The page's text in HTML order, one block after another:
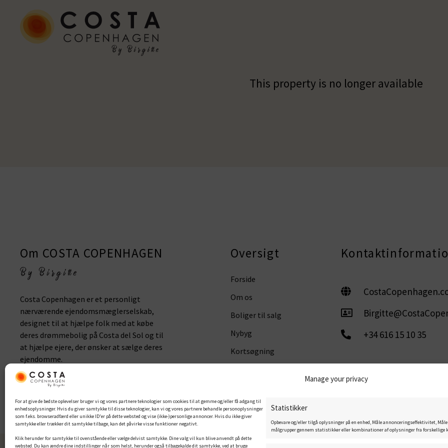
Manage your privacy
For at give de bedste oplevelser bruger vi og vores partnere teknologier som cookies til at gemme og/eller få adgang til
enhedsoplysninger. Hvis du giver samtykke til disse teknologier, kan vi og vores partnere behandle personoplysninger
som f.eks. browseradfærd eller unikke ID'er på dette websted og vise (ikke-)personlige annoncer. Hvis du ikke giver
samtykke eller trækker dit samtykke tilbage, kan det påvirke visse funktioner negativt.
Klik herunder for samtykke til ovenstående eller vælge delvist samtykke. Dine valg vil kun blive anvendt på dette
websted. Du kan ændre dine indstillinger når som helst, herunder også tilbagekalde dit samtykke, ved at bruge
Statistikker
Opbevare og/eller tilgå oplysninger på en enhed, Måle annonceringseffektivitet,
målgrupper gennem statistikker eller kombinationer af oplysninger fra forskellige
This property is no longer available
Om COSTA COPENHAGEN
Costa Copenhagen er et personligt
nærværende ejendomsmæglerselskab,
designet til at hjælpe folk med at købe
deres drømmebolig på Costa del Sol og til
at hjælpe ejere, der ønsker at sælge deres
ejendomme.
Oversigt
Forside
Om os
Boliger til salg
Nybyg
Kortsøgning
+34 616 15 10 35
2026 Costa Copenhagen | All Rights Reserved Privacy policyCookie PolicyLegal notice